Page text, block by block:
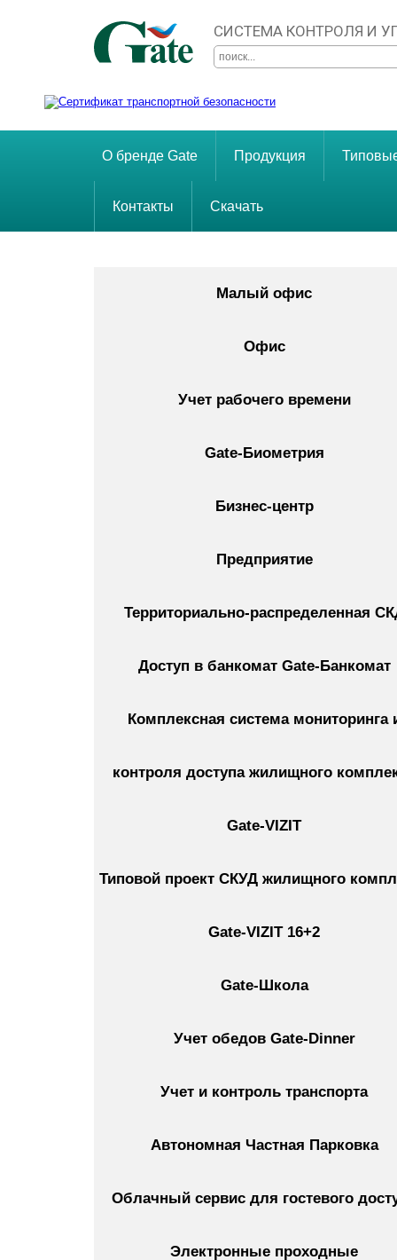
СИСТЕМА КОНТРОЛЯ И
О бренде Gate Продукция
Контакты Скачать
Малый офис
Офис
Учет рабочего времени
Gate-Биометрия
Бизнес-центр
Предприятие
Территориально-распределенная
Доступ в банкомат Gate-Банкомат
Комплексная система мониторинга
контроля доступа жилищного
Gate-VIZIT
Типовой проект СКУД жилищного
Gate-VIZIT 16+2
Gate-Школа
Учет обедов Gate-Dinner
Учет и контроль транспорта
Автономная Частная Парковка
Облачный сервис для гостевого
Электронные проходные